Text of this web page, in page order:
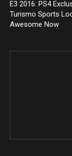
E3 2016: PS4
Turismo Sports
Awesome Now